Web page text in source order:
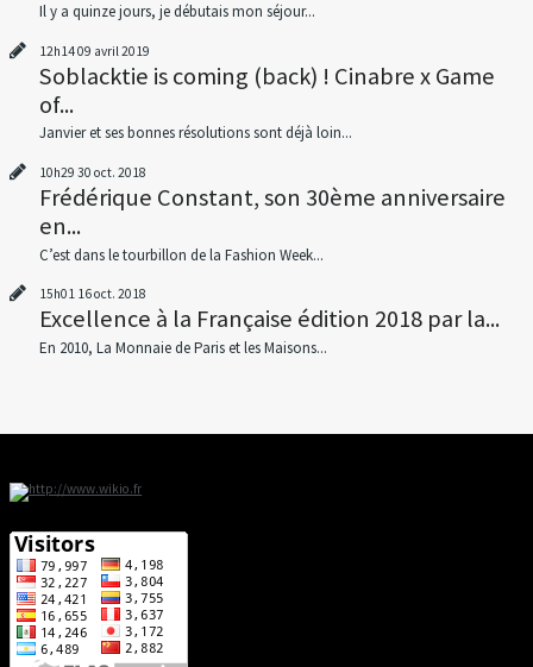
Il y a quinze jours, je débutais mon séjour...
12h1409 avril 2019
Soblacktie is coming (back) ! Cinabre x Game
of...
Janvier et ses bonnes résolutions sont déjà loin...
10h29 30 oct. 2018
Frédérique Constant, son 30ème anniversaire
en...
C’est dans le tourbillon de la Fashion Week...
15h01 16oct. 2018
Excellence à la Française édition 2018 par la...
En 2010, La Monnaie de Paris et les Maisons...